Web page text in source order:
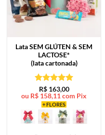
LataSEM GLÚTEN & SEM
LACTOSE*
(lata cartonada)
Avaliação5
de 5
R$163,00
ou R$ 158,11 com Pix
+ FLORES